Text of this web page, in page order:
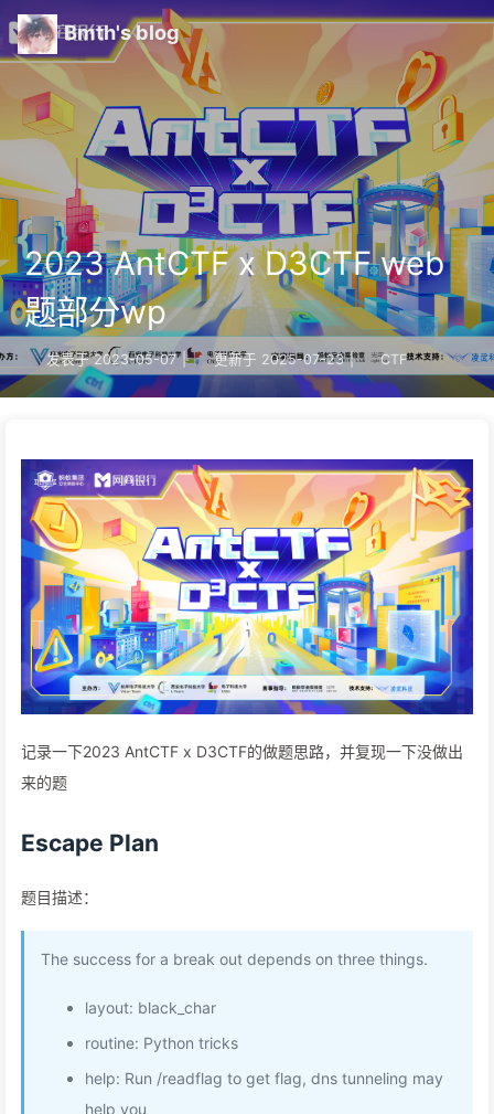
Bmth's blog
2023 AntCTF x D3CTF web
题部分wp
发表于 2023-05-07 | 更新于 2025-07-23 | CTF
记录一下2023 AntCTF x D3CTF的做题思路，并复现一下没做出
来的题
Escape Plan
题目描述：
The success for a break out depends on three things.
layout: black_char
routine: Python tricks
help: Run /readflag to get flag, dns tunneling may
help you